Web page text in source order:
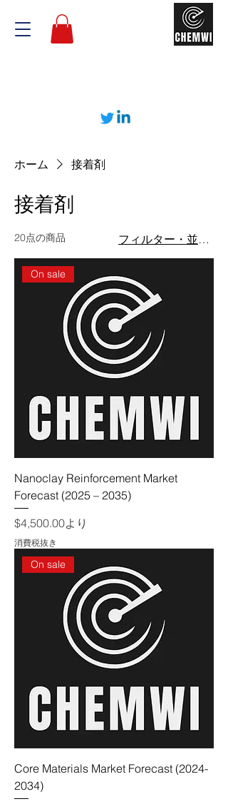
ホーム 接着剤
接着剤
20点の商品 フィルター・並び替え
On sale
Nanoclay Reinforcement Market
Forecast (2025 – 2035)
$4,500.00より
セール価格
消費税抜き
On sale
Core Materials Market Forecast (2024-
2034)